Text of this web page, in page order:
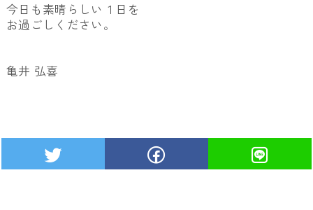
今日も素晴らしい１日を
お過ごしください。
亀井 弘喜